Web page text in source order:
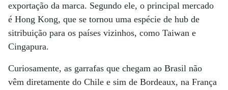
exportação da marca. Segundo ele, o principal mercado
é Hong Kong, que se tornou uma espécie de hub de
sitribuição para os países vizinhos, como Taiwan e
Cingapura.
Curiosamente, as garrafas que chegam ao Brasil não
vêm diretamente do Chile e sim de Bordeaux, na França